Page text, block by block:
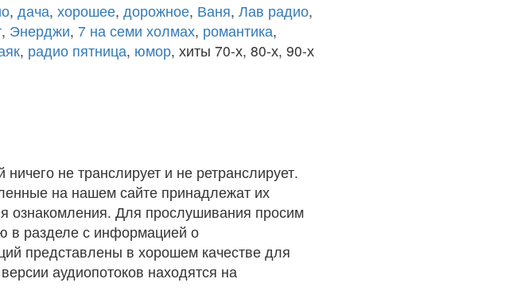
, дача, хорошее, дорожное, Ваня, Лав радио,
, Энерджи, 7 на семи холмах, романтика,
, радио пятница, юмор, хиты 70-х, 80-х, 90-х
не транслирует и не ретранслирует.
на нашем сайте принадлежат их
ознакомления. Для прослушивания просим
в разделе с информацией о
представлены в хорошем качестве для
аудиопотоков находятся на